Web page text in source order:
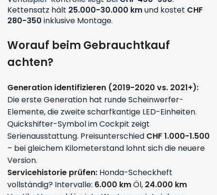
Kettensatz hält 25.000-30.000 kmund kostet CHF
280-350 inklusive Montage.
Worauf beim Gebrauchtkauf
achten?
Generation identifizieren (2019-2020 vs. 2021+):
Die erste Generation hat runde Scheinwerfer-
Elemente, die zweite scharfkantige LED-Einheiten.
Quickshifter-Symbol im Cockpit zeigt
Serienausstattung. Preisunterschied CHF 1.000-1.500
– bei gleichem Kilometerstand lohnt sich die neuere
Version.
Servicehistorie prüfen: Honda-Scheckheft
vollständig? Intervalle: 6.000 kmÖl, 24.000 km